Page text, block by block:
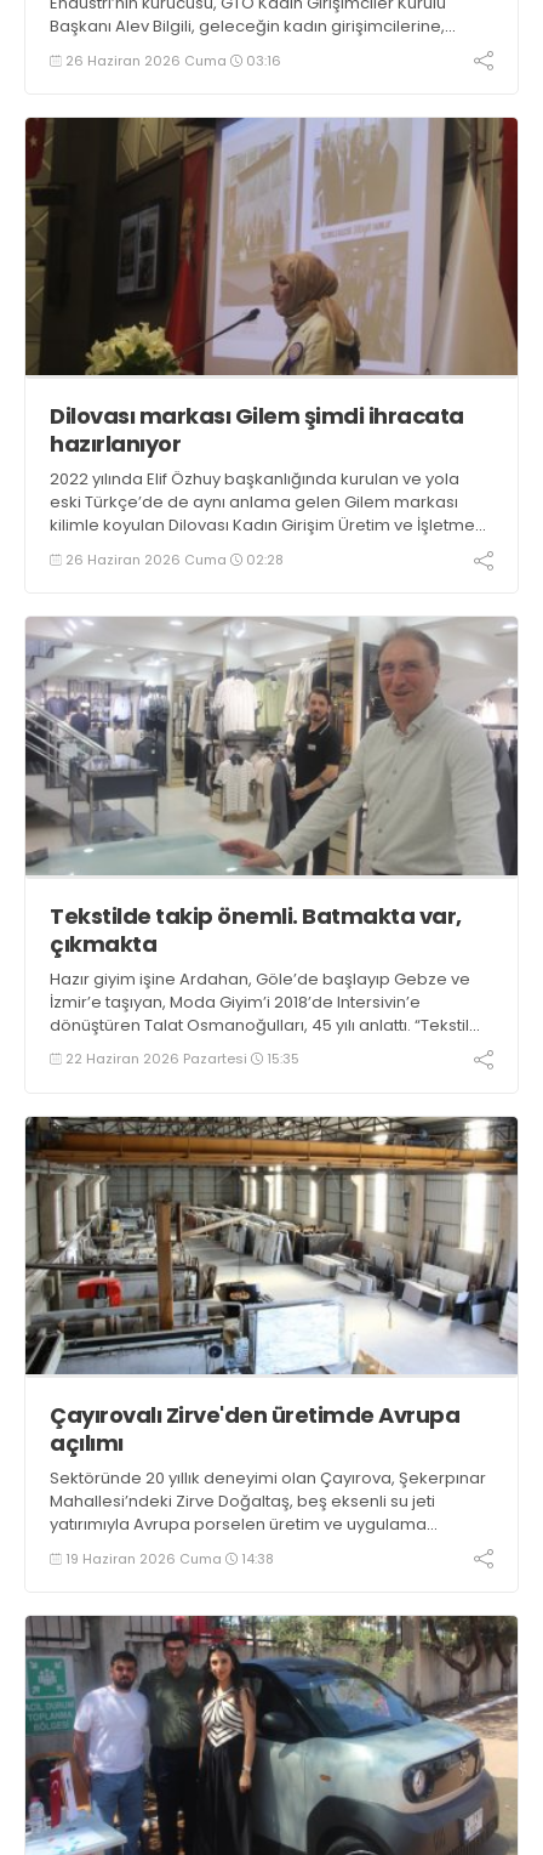
Başkanı Alev Bilgili, geleceğin kadın girişimcilerine,
“Kusursuz olmasını beklemeyin. Girişimcilik, fikrin hareke
geçirme cesaretiyle başlar” dedi
26 Haziran 2026 Cuma 03:16
Dilovası markası Gilem şimdi ihracata
hazırlanıyor
2022 yılında Elif Özhuy başkanlığında kurulan ve yola
eski Türkçe’de de aynı anlama gelen Gilem markası
kilimle koyulan Dilovası Kadın Girişim Üretim ve İşletme
Kooperatifi dördüncü yılında sertifikalandı. İhracata
hazırlanıyor
26 Haziran 2026 Cuma 02:28
Tekstilde takip önemli. Batmakta var,
çıkmakta
Hazır giyim işine Ardahan, Göle’de başlayıp Gebze ve
İzmir’e taşıyan, Moda Giyim’i 2018’de Intersivin’e
dönüştüren Talat Osmanoğulları, 45 yılı anlattı. “Tekstil
çok dalgalı. Alırken dolar, satarken çaput. Batmakta var,
çıkmakta” dedi
22 Haziran 2026 Pazartesi 15:35
Çayırovalı Zirve'den üretimde Avrupa
açılımı
Sektöründe 20 yıllık deneyimi olan Çayırova, Şekerpınar
Mahallesi’ndeki Zirve Doğaltaş, beş eksenli su jeti
yatırımıyla Avrupa porselen üretim ve uygulama
modelini başlattı. Yeni ürünler, gösteri odasında teşhire
açıldı
19 Haziran 2026 Cuma 14:38